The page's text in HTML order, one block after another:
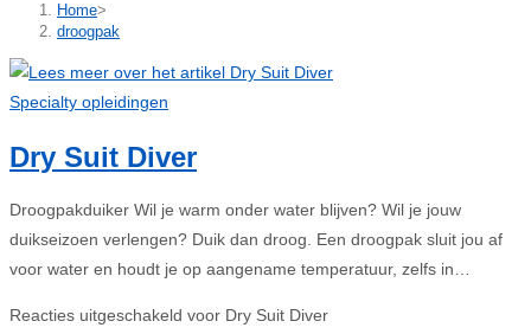
Home>
droogpak
Specialty opleidingen
Dry Suit Diver
Droogpakduiker Wil je warm onder water blijven? Wil je jouw
duikseizoen verlengen? Duik dan droog. Een droogpak sluit jou af
voor water en houdt je op aangename temperatuur, zelfs in…
Reacties uitgeschakeld voor Dry Suit Diver